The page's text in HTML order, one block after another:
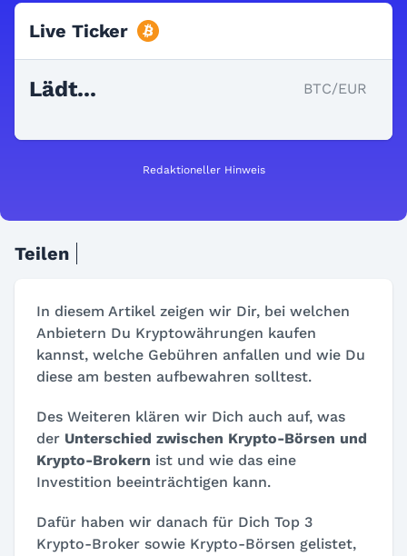
Live Ticker
Lädt... BTC/EUR
Redaktioneller Hinweis
Teilen
In diesem Artikel zeigen wir Dir, bei welchen
Anbietern Du Kryptowährungen kaufen
kannst, welche Gebühren anfallen und wie Du
diese am besten aufbewahren solltest.
Des Weiteren klären wir Dich auch auf, was
der Unterschied zwischen Krypto-Börsen und
Krypto-Brokern ist und wie das eine
Investition beeinträchtigen kann.
Dafür haben wir danach für Dich Top 3
Krypto-Broker sowie Krypto-Börsen gelistet,